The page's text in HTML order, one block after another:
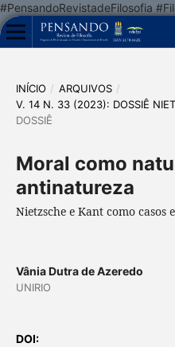
#PensandoRevistadeFilosofia
INÍCIO / ARQUIVOS /
V. 14 N. 33 (2023): DOSSIÊ
DOSSIÊ
Moral como
antinatureza
Nietzsche e Kant como casos
Vânia Dutra de Azeredo
UNIRIO
DOI: